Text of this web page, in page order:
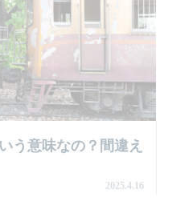
う意味なの？間違え
2025.4.16